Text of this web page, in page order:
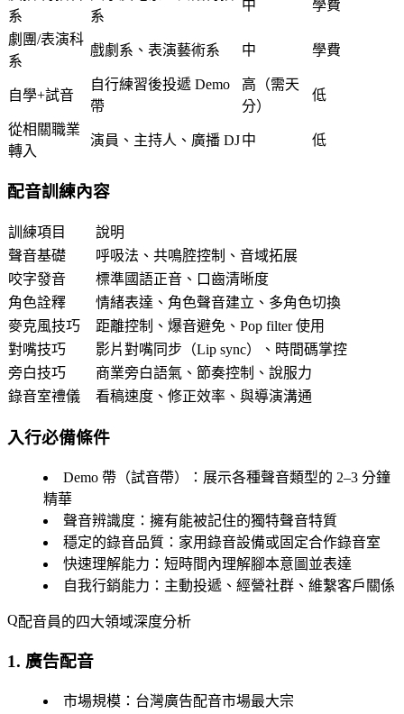
系
系
中 學費
劇團/表演科
系
戲劇系、表演藝術系 中 學費
自學+試音
自行練習後投遞 Demo
帶
高（需天
分）
低
從相關職業
轉入
演員、主持人、廣播 DJ中 低
配音訓練內容
訓練項目
說明
聲音基礎
呼吸法、共鳴腔控制、音域拓展
咬字發音
標準國語正音、口齒清晰度
角色詮釋
情緒表達、角色聲音建立、多角色切換
麥克風技巧
距離控制、爆音避免、Pop filter 使用
對嘴技巧
影片對嘴同步（Lip sync）、時間碼掌控
旁白技巧
商業旁白語氣、節奏控制、說服力
錄音室禮儀
看稿速度、修正效率、與導演溝通
入行必備條件
Demo 帶（試音帶）
：展示各種聲音類型的 2–3 分鐘
精華
聲音辨識度 ：擁有能被記住的獨特聲音特質
穩定的錄音品質 ：家用錄音設備或固定合作錄音室
快速理解能力 ：短時間內理解腳本意圖並表達
自我行銷能力 ：主動投遞、經營社群、維繫客戶關係
配音員的四大領域深度分析
1. 廣告配音
市場規模 ：台灣廣告配音市場最大宗